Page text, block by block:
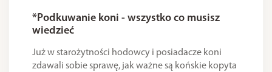
*Podkuwanie koni - wszystko co musisz
wiedzieć
Już w starożytności hodowcy i posiadacze koni
zdawali sobie sprawę, jak ważne są końskie kopyta